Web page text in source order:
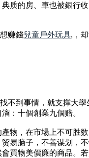
的房、車也被銀行
赚錢兒童戶外玩具,，
不到事情，就支撑大
：十個創業九個赔。
，在市場上不可胜
易脑子，不善谋划，
買物美價廉的商品。